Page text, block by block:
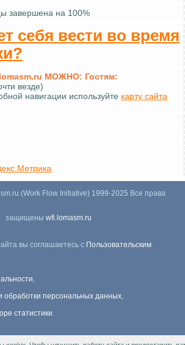
завершена на 100%
себя вести во время
МОЖНО: Гостям:
везде)
навигации используйте карту сайта
(Work Flow Initiative) 1999-2025 Все права
защищены wfi.lomasm.ru
вы соглашаетесь с Пользовательским
,
обработки персональных данных,
статистики.